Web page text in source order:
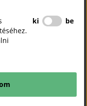
konzulki be